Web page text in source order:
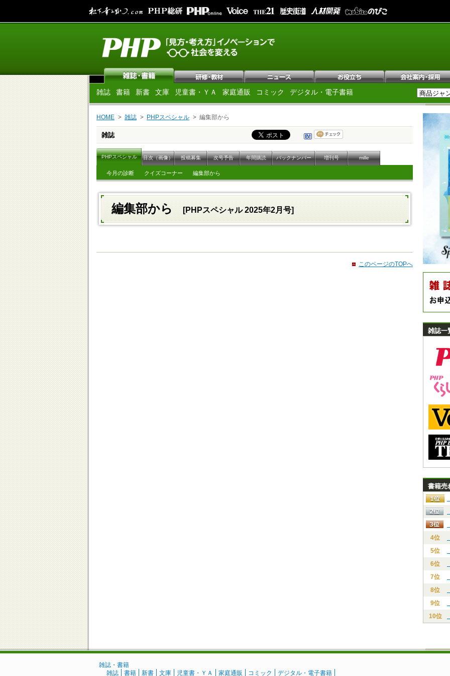
雑誌 書籍 新書 文庫 児童書・ＹＡ 家庭通販 コミック デジタル・電子書籍
HOME 雑誌 PHPスペシャル 編集部から
雑誌
PHPスペシャル 目次（画像） 投稿募集 次号予告 年間購読 バックナンバー 増刊号 mille
今月の診断 クイズコーナー 編集部から
編集部から [PHPスペシャル 2025年2月号]
このページのTOPへ
雑誌一
書籍売
4位
5位
6位
7位
8位
9位
10位
雑誌・書籍
雑誌
書籍 新書 文庫 児童書・ＹＡ 家庭通販 コミック デジタル・電子書籍